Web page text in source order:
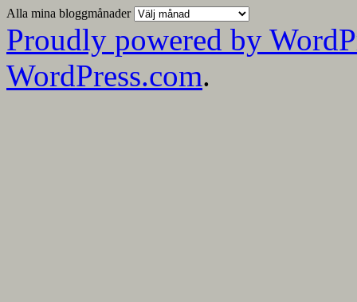
Alla mina bloggmånader
Proudly powered by
WordPress.com.